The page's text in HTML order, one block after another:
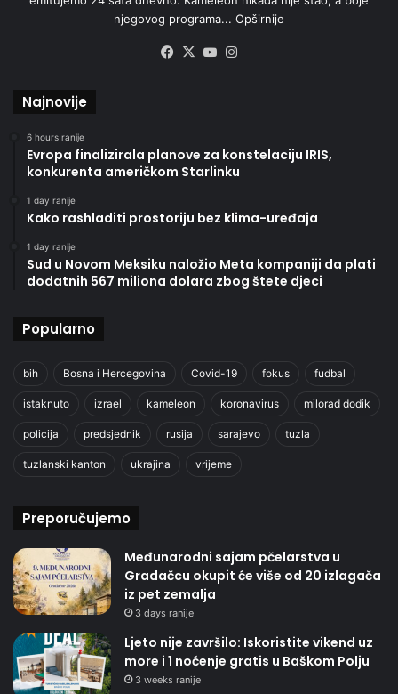
njegovog programa... Opširnije
Facebook
X YouTube
Najnovije
6 hours ranije
Evropa finalizirala planove za konstelaciju IRIS,
konkurenta američkom Starlinku
1 day ranije
Kako rashladiti prostoriju bez klima-uređaja
1 day ranije
Sud u Novom Meksiku naložio Meta kompaniji da plati
dodatnih 567 miliona dolara zbog štete djeci
Popularno
bih Bosna i Hercegovina Covid-19 fokus fudbal
istaknuto izrael kameleon koronavirus milorad dodik
policija predsjednik rusija sarajevo tuzla
tuzlanski kanton ukrajina vrijeme
Preporučujemo
Međunarodni sajam pčelarstva u
Gradačcu okupit će više od 20 izlagača
iz pet zemalja
3 days ranije
Ljeto nije završilo: Iskoristite vikend uz
more i 1 noćenje gratis u Baškom Polju
3 weeks ranije